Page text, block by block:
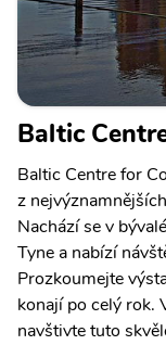
Baltic
Baltic Centre for
z
Nachází se v
Tyne a nabízí
Prozkoumejte
konají po celý rok.
navštivte tuto